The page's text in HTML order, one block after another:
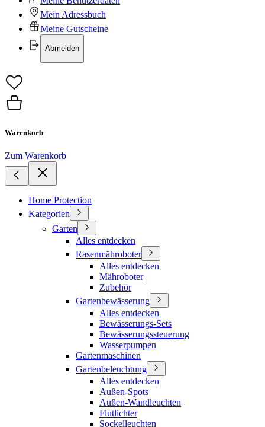
Mein Adressbuch
Meine Gutscheine
Abmelden
Warenkorb
Zum Warenkorb
Home Protection
Kategorien
Garten
Alles entdecken
Rasenmähroboter
Alles entdecken
Mähroboter
Zubehör
Gartenbewässerung
Alles entdecken
Bewässerungs-Sets
Bewässerungssteuerung
Wasserpumpen
Gartenmaschinen
Gartenbeleuchtung
Alles entdecken
Außen-Spots
Außen-Wandleuchten
Flutlichter
Sockelleuchten